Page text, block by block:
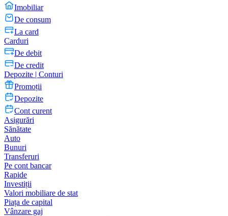
Imobiliar
De consum
La card
Carduri
De debit
De credit
Depozite | Conturi
Promoții
Depozite
Cont curent
Asigurări
Sănătate
Auto
Bunuri
Transferuri
Pe cont bancar
Rapide
Investiții
Valori mobiliare de stat
Piața de capital
Vânzare gaj